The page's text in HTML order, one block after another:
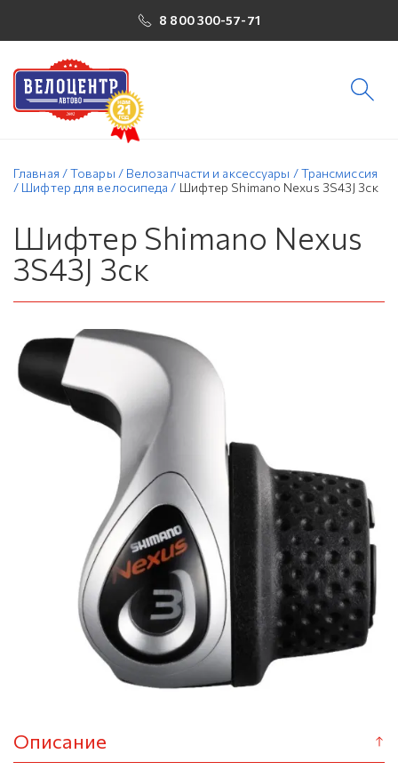
8 800 300-57-71
Главная /Товары / Велозапчасти и аксессуары /Трансмиссия
/ Шифтер для велосипеда / Шифтер Shimano Nexus 3S43J 3ск
Шифтер Shimano Nexus
3S43J 3ск
Описание